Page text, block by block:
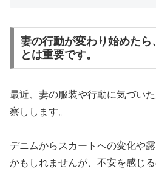
妻の行動が変わり始めたら
とは重要です。
最近、妻の服装や行動に気づい
察しします。
デニムからスカートへの変化や
かもしれませんが、不安を感じ